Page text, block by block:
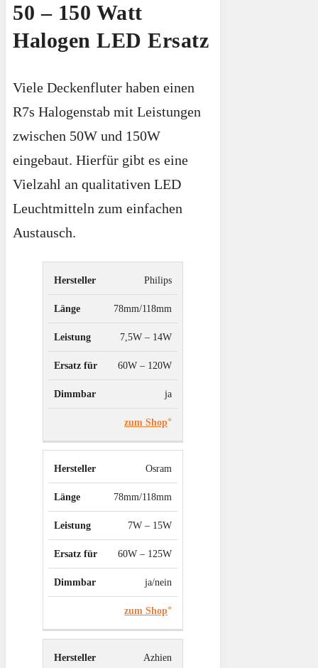
50 – 150 Watt
Halogen LED Ersatz
Viele Deckenfluter haben einen
R7s Halogenstab mit Leistungen
zwischen 50W und 150W
eingebaut. Hierfür gibt es eine
Vielzahl an qualitativen LED
Leuchtmitteln zum einfachen
Austausch.
Philips
78mm/118mm
7,5W – 14W
60W – 120W
ja
zum Shop
Osram
78mm/118mm
7W – 15W
60W – 125W
ja/nein
zum Shop
Azhien